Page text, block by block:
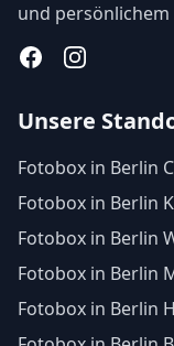
und persönlichem
FacebookInstagram
Unsere
Fotobox in Berlin
Fotobox in Berlin
Fotobox in Berlin
Fotobox in Berlin
Fotobox in Berlin